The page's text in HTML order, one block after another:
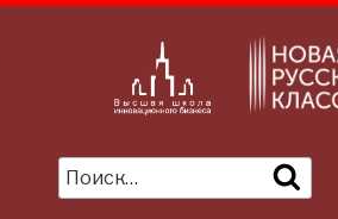
Искать: